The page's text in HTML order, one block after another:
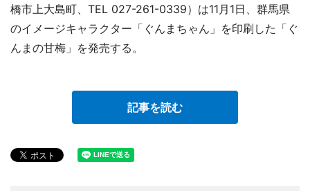
橋市上大島町、TEL 027-261-0339）は11月1日、群馬県
のイメージキャラクター「ぐんまちゃん」を印刷した「ぐ
んまの甘梅」を発売する。
記事を読む